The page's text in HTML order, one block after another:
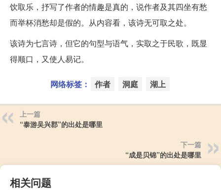
饮取乐，抒写了作者的情趣是真的，说作者及其四坐有愁
而举杯消愁却是假的。从内容看，该诗无可取之处。
该诗为七言诗，但它的句型与语气，实取之于民歌，既显
得顺口，又使人易记。
网络标签： 作者 洞庭 湖上
上一篇
“泰游吴兴郡”的出处是哪里
下一篇
“成是贝锦”的出处是哪里
相关问题